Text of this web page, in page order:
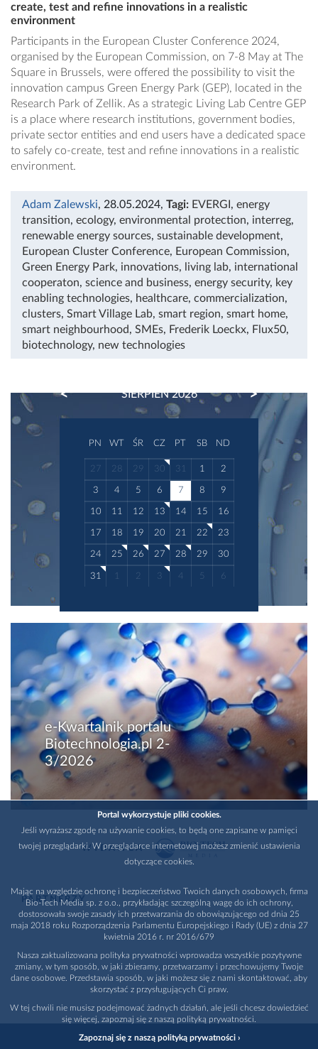
create, test and refine innovations in a realistic
environment
Participants in the European Cluster Conference 2024,
organised by the European Commission, on 7-8 May at The
Square in Brussels, were offered the possibility to visit the
innovation campus Green Energy Park (GEP), located in the
Research Park of Zellik. As a strategic Living Lab Centre GEP
is a place where research institutions, government bodies,
private sector entities and end users have a dedicated space
to safely co-create, test and refine innovations in a realistic
environment.
Adam Zalewski, 28.05.2024, Tagi: EVERGI, energy
transition, ecology, environmental protection, interreg,
renewable energy sources, sustainable development,
European Cluster Conference, European Commission,
Green Energy Park, innovations, living lab, international
cooperaton, science and business, energy security, key
enabling technologies, healthcare, commercialization,
clusters, Smart Village Lab, smart region, smart home,
smart neighbourhood, SMEs, Frederik Loeckx, Flux50,
biotechnology, new technologies
SIERPIEŃ 2026
PREVIOUS NEXT
PN WT ŚR CZ PT SB ND
27 28 29 30 31 1 2
3 4 5 6 7 8 9
10 11 12 13 14 15 16
17 18 19 20 21 22 23
24 25 26 27 28 29 30
31 1 2 3 4 5 6
e-Kwartalnik portalu
Biotechnologia.pl 2-
3/2026
WYDAWCA
PARTNERZY
Portal wykorzystuje pliki cookies.
Jeśli wyrażasz zgodę na używanie cookies, to będą one zapisane w pamięci
twojej przeglądarki. W przeglądarce internetowej możesz zmienić ustawienia
dotyczące cookies.
Mając na względzie ochronę i bezpieczeństwo Twoich danych osobowych, firma
Bio-Tech Media sp. z o.o., przykładając szczególną wagę do ich ochrony,
dostosowała swoje zasady ich przetwarzania do obowiązującego od dnia 25
maja 2018 roku Rozporządzenia Parlamentu Europejskiego i Rady (UE) z dnia 27
kwietnia 2016 r. nr 2016/679
Nasza zaktualizowana polityka prywatności wprowadza wszystkie pozytywne
zmiany, w tym sposób, w jaki zbieramy, przetwarzamy i przechowujemy Twoje
dane osobowe. Przedstawia sposób, w jaki możesz się z nami skontaktować, aby
skorzystać z przysługujących Ci praw.
W tej chwili nie musisz podejmować żadnych działań, ale jeśli chcesz dowiedzieć
się więcej, zapoznaj się z naszą polityką prywatności.
Zapoznaj się z naszą polityką prywatności ›